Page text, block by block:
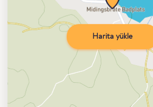
Harita yükle